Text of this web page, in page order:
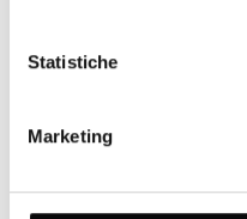
Statistiche
Marketing